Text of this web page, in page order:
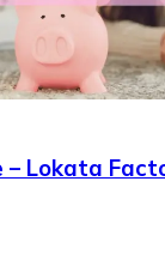
– Lokata